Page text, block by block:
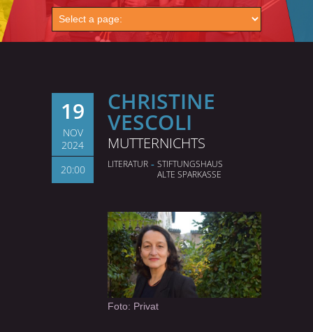
19
NOV
2024
20:00
CHRISTINE
VESCOLI
MUTTERNICHTS
LITERATUR - STIFTUNGS­HAUS
ALTE SPARKASSE
Foto: Privat